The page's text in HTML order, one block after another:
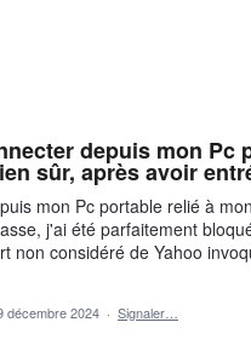
depuis mon Pc
sûr, après avoir
mon Pc portable relié à
j'ai été parfaitement
non considéré de Yahoo
décembre 2024 · Signaler…